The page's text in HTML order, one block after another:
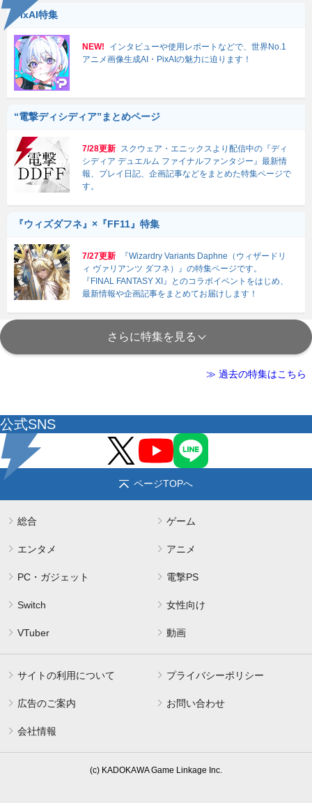
PixAI特集
NEW!
インタビューや使用レポートなどで、世界No.1
アニメ画像生成AI・PixAIの魅力に迫ります！
“電撃ディシディア”まとめページ
7/28更新
スクウェア・エニックスより配信中の『ディ
シディア デュエルム ファイナルファンタジー』最新情
報、プレイ日記、企画記事などをまとめた特集ページで
す。
『ウィズダフネ』×『FF11』特集
7/27更新
『Wizardry Variants Daphne（ウィザードリ
ィ ヴァリアンツ ダフネ）』の特集ページです。
『FINAL FANTASY XI』とのコラボイベントをはじめ、
最新情報や企画記事をまとめてお届けします！
さらに特集を見る
≫ 過去の特集はこちら
公式SNS
ページTOPへ
総合 ゲーム
エンタメ アニメ
PC・ガジェット 電撃PS
Switch 女性向け
VTuber 動画
サイトの利用について プライバシーポリシー
広告のご案内 お問い合わせ
会社情報
(c) KADOKAWA Game Linkage Inc.